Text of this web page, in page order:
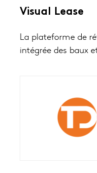
Visual Lease
La plateforme de
intégrée des baux